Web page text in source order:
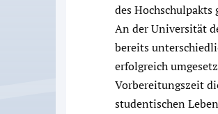
des Hochschulpakts
An der Universität
bereits
erfolgreich
Vorbereitungszeit
studentischen